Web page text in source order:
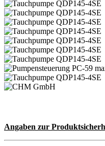
Angaben zur